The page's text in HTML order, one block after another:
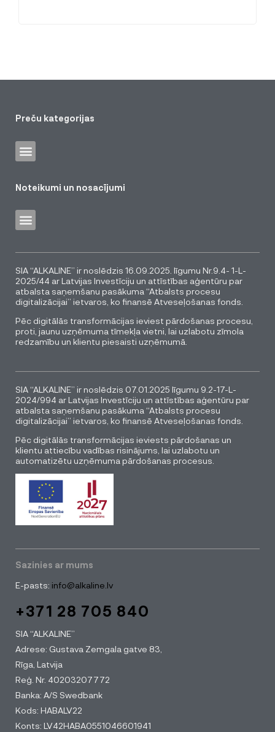
Preču kategorijas
Noteikumi un nosacījumi
SIA “ALKALINE” ir noslēdzis 16.09.2025. līgumu Nr.9.4- 1-L-
2025/44 ar Latvijas Investīciju un attīstības aģentūru par
atbalsta saņemšanu pasākuma “Atbalsts procesu
digitalizācijai” ietvaros, ko finansē Atveseļošanas fonds.
Pēc digitālās transformācijas ieviest pārdošanas procesu,
proti, jaunu uzņēmuma tīmekļa vietni, lai uzlabotu zīmola
redzamību un klientu piesaisti uzņēmumā.
SIA “ALKALINE” ir noslēdzis 07.01.2025 līgumu 9.2-17-L-
2024/994 ar Latvijas Investīciju un attīstības aģentūru par
atbalsta saņemšanu pasākuma “Atbalsts procesu
digitalizācijai” ietvaros, ko finansē Atveseļošanas fonds.
Pēc digitālās transformācijas ieviests pārdošanas un
klientu attiecību vadības risinājums, lai uzlabotu un
automatizētu uzņēmuma pārdošanas procesus.
Sazinies ar mums
E-pasts: info@alkaline.lv
+371 28 705 840
SIA “ALKALINE”
Adrese: Gustava Zemgala gatve 83,
Rīga, Latvija
Reģ. Nr. 40203207772
Banka: A/S Swedbank
Kods: HABALV22
Konts: LV42HABA0551046601941